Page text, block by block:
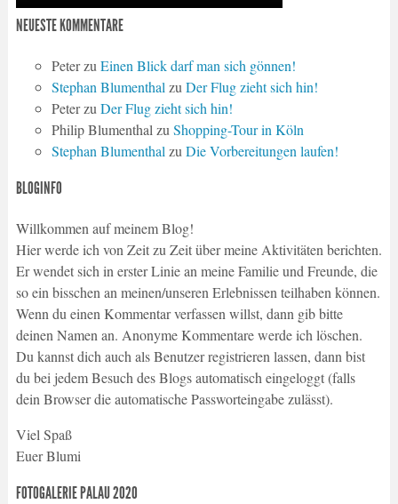
NEUESTE KOMMENTARE
Peterzu Einen Blick darf man sich gönnen!
Stephan Blumenthal zu Der Flug zieht sich hin!
Peterzu Der Flug zieht sich hin!
Philip Blumenthal zu Shopping-Tour in Köln
Stephan Blumenthal zu Die Vorbereitungen laufen!
BLOGINFO
Willkommen auf meinem Blog!
Hier werde ich von Zeit zu Zeit über meine Aktivitäten berichten.
Er wendet sich in erster Linie an meine Familie und Freunde, die
so ein bisschen an meinen/unseren Erlebnissen teilhaben können.
Wenn du einen Kommentar verfassen willst, dann gib bitte
deinen Namen an. Anonyme Kommentare werde ich löschen.
Du kannst dich auch als Benutzer registrieren lassen, dann bist
du bei jedem Besuch des Blogs automatisch eingeloggt (falls
dein Browser die automatische Passworteingabe zulässt).
Viel Spaß
Euer Blumi
FOTOGALERIE PALAU 2020